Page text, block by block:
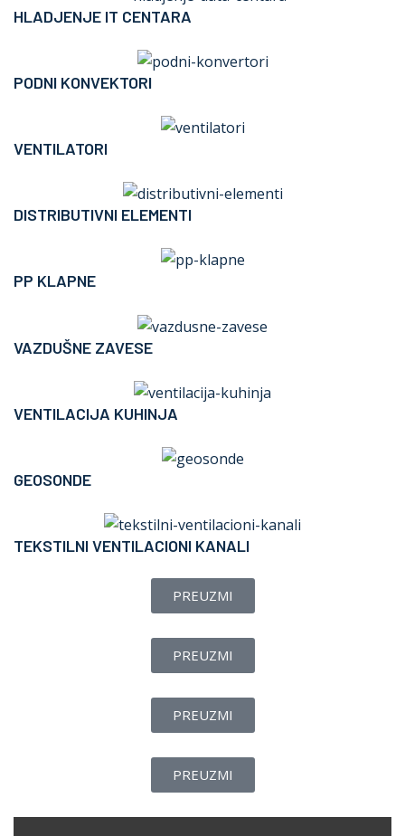
HLADJENJE IT CENTARA
PODNI KONVEKTORI
VENTILATORI
DISTRIBUTIVNI ELEMENTI
PP KLAPNE
VAZDUŠNE ZAVESE
VENTILACIJA KUHINJA
GEOSONDE
TEKSTILNI VENTILACIONI KANALI
PREUZMI
PREUZMI
PREUZMI
PREUZMI